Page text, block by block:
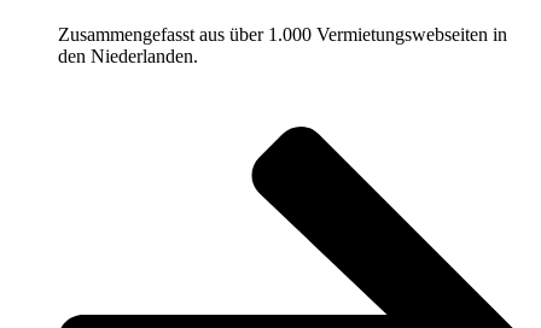
Zusammengefasst aus über 1.000 Vermietungswebseiten in
den Niederlanden.